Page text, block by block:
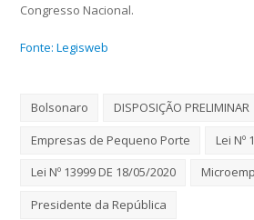
Congresso Nacional.
Fonte: Legisweb
Bolsonaro
DISPOSIÇÃO PRELIMINAR
Empresas de Pequeno Porte
Lei Nº
Lei Nº 13999 DE 18/05/2020
Presidente da República